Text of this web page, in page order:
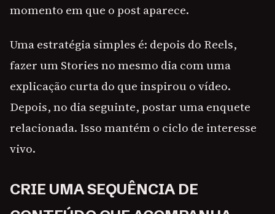
momento em que o post aparece.
Uma estratégia simples é: depois do Reels,
fazer um Stories no mesmo dia com uma
explicação curta do que inspirou o vídeo.
Depois, no dia seguinte, postar uma enquete
relacionada. Isso mantém o ciclo de interesse
vivo.
CRIE UMA SEQUÊNCIA DE